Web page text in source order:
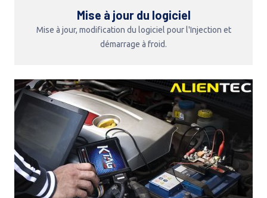
Mise à jour du logiciel
Mise à jour, modification du logiciel pour l'Injection et
démarrage à froid.